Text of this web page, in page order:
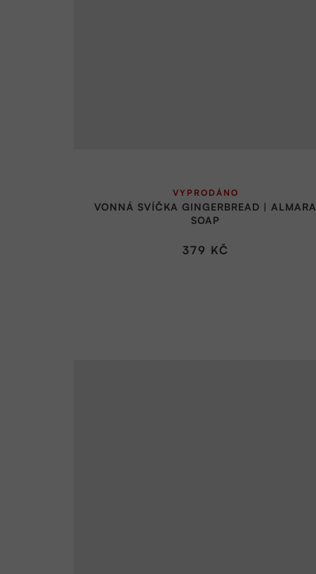
VONNÁ SVÍČKA GINGERBREAD | ALMARA
SOAP
VYPRODÁNO
379 KČ